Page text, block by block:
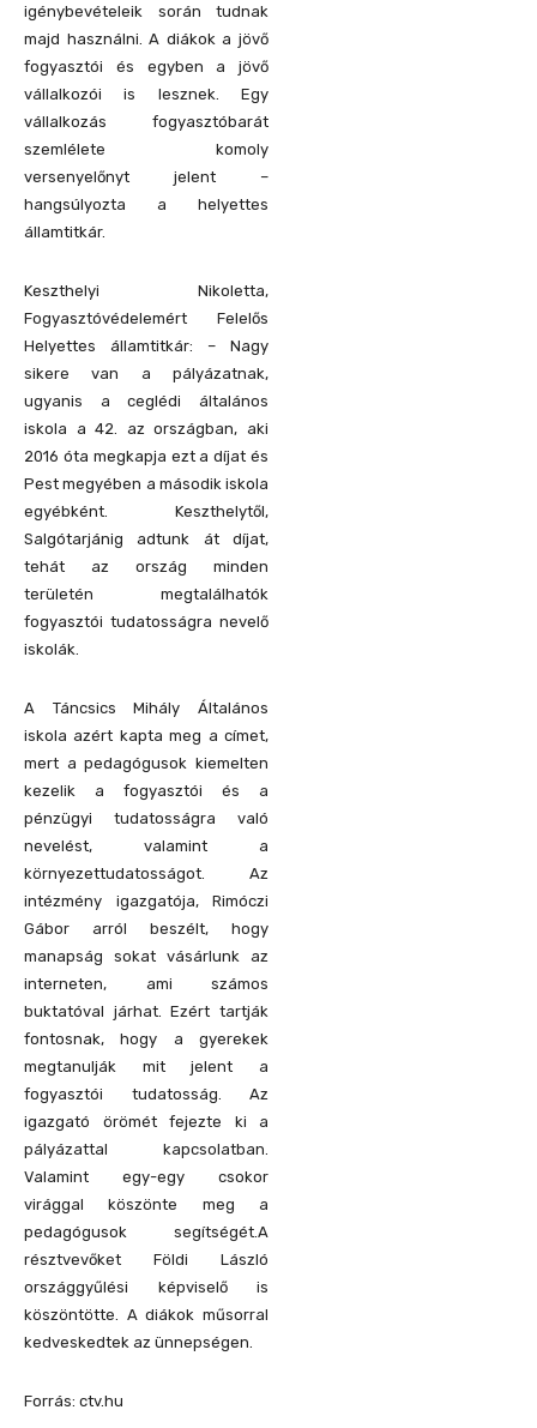
igénybevételeik során tudnak
majd használni. A diákok a jövő
fogyasztói és egyben a jövő
vállalkozói is lesznek. Egy
vállalkozás fogyasztóbarát
szemlélete komoly
versenyelőnyt jelent –
hangsúlyozta a helyettes
államtitkár.
Keszthelyi Nikoletta,
Fogyasztóvédelemért Felelős
Helyettes államtitkár: – Nagy
sikere van a pályázatnak,
ugyanis a ceglédi általános
iskola a 42. az országban, aki
2016 óta megkapja ezt a díjat és
Pest megyében a második iskola
egyébként. Keszthelytől,
Salgótarjánig adtunk át díjat,
tehát az ország minden
területén megtalálhatók
fogyasztói tudatosságra nevelő
iskolák.
A Táncsics Mihály Általános
iskola azért kapta meg a címet,
mert a pedagógusok kiemelten
kezelik a fogyasztói és a
pénzügyi tudatosságra való
nevelést, valamint a
környezettudatosságot. Az
intézmény igazgatója, Rimóczi
Gábor arról beszélt, hogy
manapság sokat vásárlunk az
interneten, ami számos
buktatóval járhat. Ezért tartják
fontosnak, hogy a gyerekek
megtanulják mit jelent a
fogyasztói tudatosság. Az
igazgató örömét fejezte ki a
pályázattal kapcsolatban.
Valamint egy-egy csokor
virággal köszönte meg a
pedagógusok segítségét.A
résztvevőket Földi László
országgyűlési képviselő is
köszöntötte. A diákok műsorral
kedveskedtek az ünnepségen.
Forrás: ctv.hu